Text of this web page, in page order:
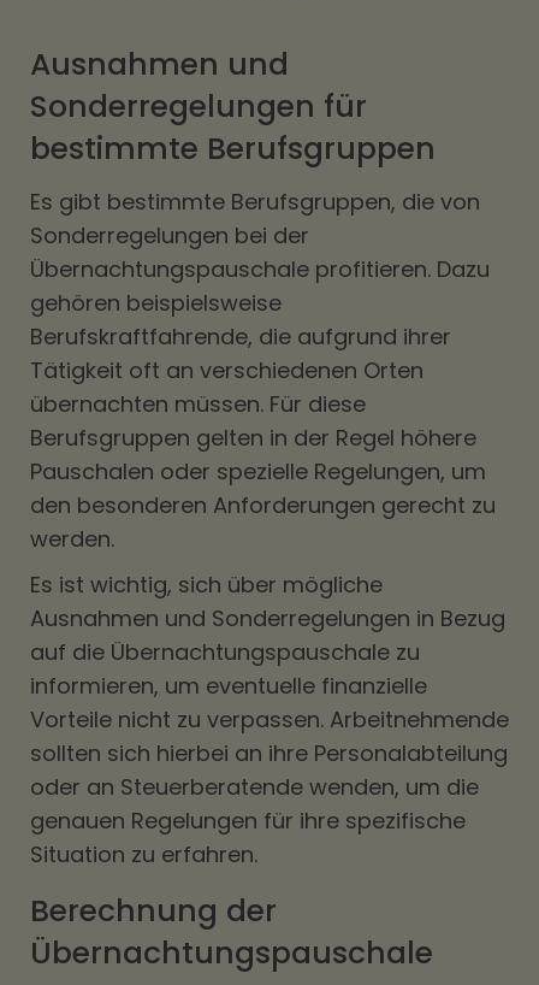
Ausnahmen und
Sonderregelungen für
bestimmte Berufsgruppen
Es gibt bestimmte Berufsgruppen, die von
Sonderregelungen bei der
Übernachtungspauschale profitieren. Dazu
gehören beispielsweise
Berufskraftfahrende, die aufgrund ihrer
Tätigkeit oft an verschiedenen Orten
übernachten müssen. Für diese
Berufsgruppen gelten in der Regel höhere
Pauschalen oder spezielle Regelungen, um
den besonderen Anforderungen gerecht zu
werden.
Es ist wichtig, sich über mögliche
Ausnahmen und Sonderregelungen in Bezug
auf die Übernachtungspauschale zu
informieren, um eventuelle finanzielle
Vorteile nicht zu verpassen. Arbeitnehmende
sollten sich hierbei an ihre Personalabteilung
oder an Steuerberatende wenden, um die
genauen Regelungen für ihre spezifische
Situation zu erfahren.
Berechnung der
Übernachtungspauschale